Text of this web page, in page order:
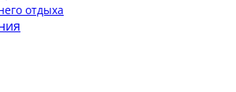
отдыха